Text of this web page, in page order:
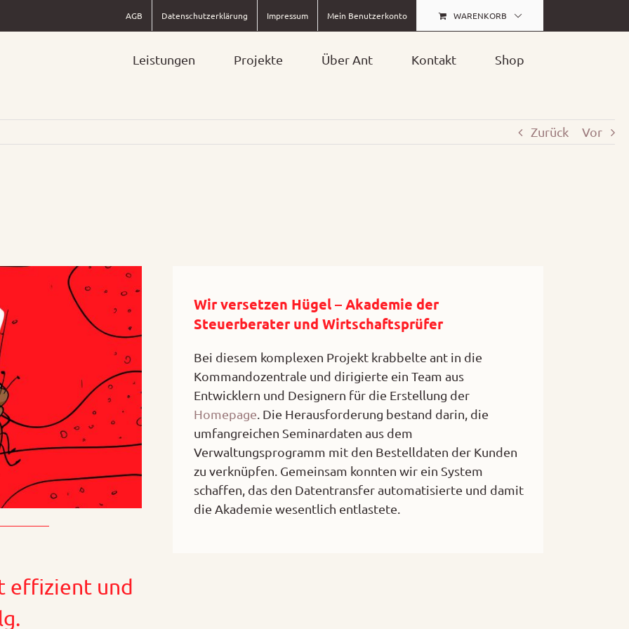
AGB Datenschutzerklärung Impressum Mein Benutzerkonto WARENKORB
Leistungen Projekte Über Ant Kontakt Shop
Zurück Vor
effizient und
Wir versetzen Hügel – Akademie der
Steuerberater und Wirtschaftsprüfer
Bei diesem komplexen Projekt krabbelte ant in die
Kommandozentrale und dirigierte ein Team aus
Entwicklern und Designern für die Erstellung der
Homepage . Die Herausforderung bestand darin, die
umfangreichen Seminardaten aus dem
Verwaltungsprogramm mit den Bestelldaten der Kunden
zu verknüpfen. Gemeinsam konnten wir ein System
schaffen, das den Datentransfer automatisierte und damit
die Akademie wesentlich entlastete.